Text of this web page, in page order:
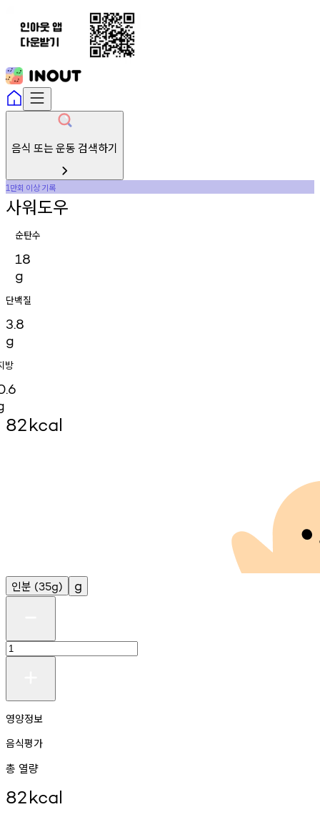
음식 또는 운동 검색하기
1만회 이상기록
사워도우
순탄수
18
g
단백질
3.8
g
방
82kcal
인분 (35g) g
영양정보
음식평가
총 열량
82kcal